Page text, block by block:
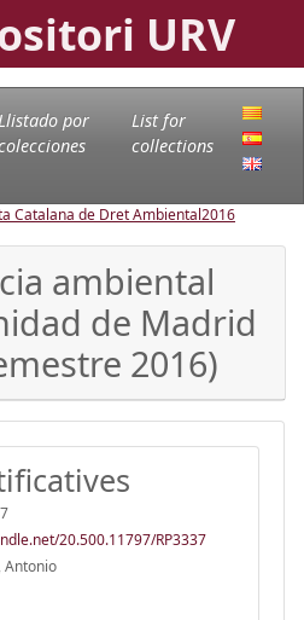
URV
por
List for
collections
Catalana de Dret Ambiental2016
ambiental
de Madrid
2016)
20.500.11797/RP3337
Antonio